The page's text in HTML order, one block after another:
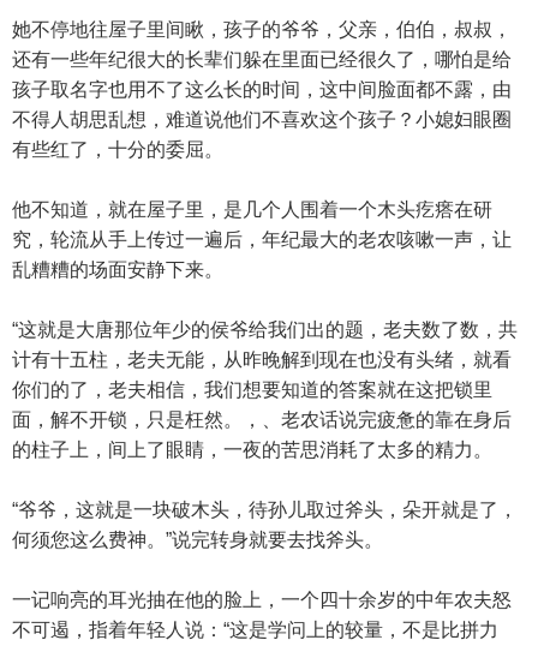
她不停地往屋子里间瞅，孩子的爷爷，父亲，伯伯，叔叔，
还有一些年纪很大的长辈们躲在里面已经很久了，哪怕是给
孩子取名字也用不了这么长的时间，这中间脸面都不露，由
不得人胡思乱想，难道说他们不喜欢这个孩子？小媳妇眼圈
有些红了，十分的委屈。
他不知道，就在屋子里，是几个人围着一个木头疙瘩在研
究，轮流从手上传过一遍后，年纪最大的老农咳嗽一声，让
乱糟糟的场面安静下来。
“这就是大唐那位年少的侯爷给我们出的题，老夫数了数，共
计有十五柱，老夫无能，从昨晚解到现在也没有头绪，就看
你们的了，老夫相信，我们想要知道的答案就在这把锁里
面，解不开锁，只是枉然。，、老农话说完疲惫的靠在身后
的柱子上，间上了眼睛，一夜的苦思消耗了太多的精力。
“爷爷，这就是一块破木头，待孙儿取过斧头，朵开就是了，
何须您这么费神。”说完转身就要去找斧头。
一记响亮的耳光抽在他的脸上，一个四十余岁的中年农夫怒
不可遏，指着年轻人说：“这是学问上的较量，不是比拼力